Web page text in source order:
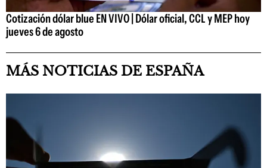
Cotización dólar blue EN VIVO | Dólar oficial, CCL y MEP hoy
jueves 6 de agosto
MÁS NOTICIAS DE ESPAÑA